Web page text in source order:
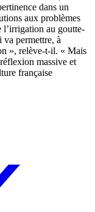
dans un
aux problèmes
l’irrigation au goutte-
va permettre, à
», relève-t-il. « Mais
massive et
française